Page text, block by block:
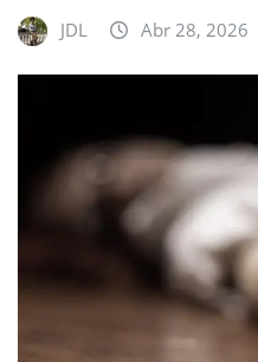
JDL Abr 28, 2026